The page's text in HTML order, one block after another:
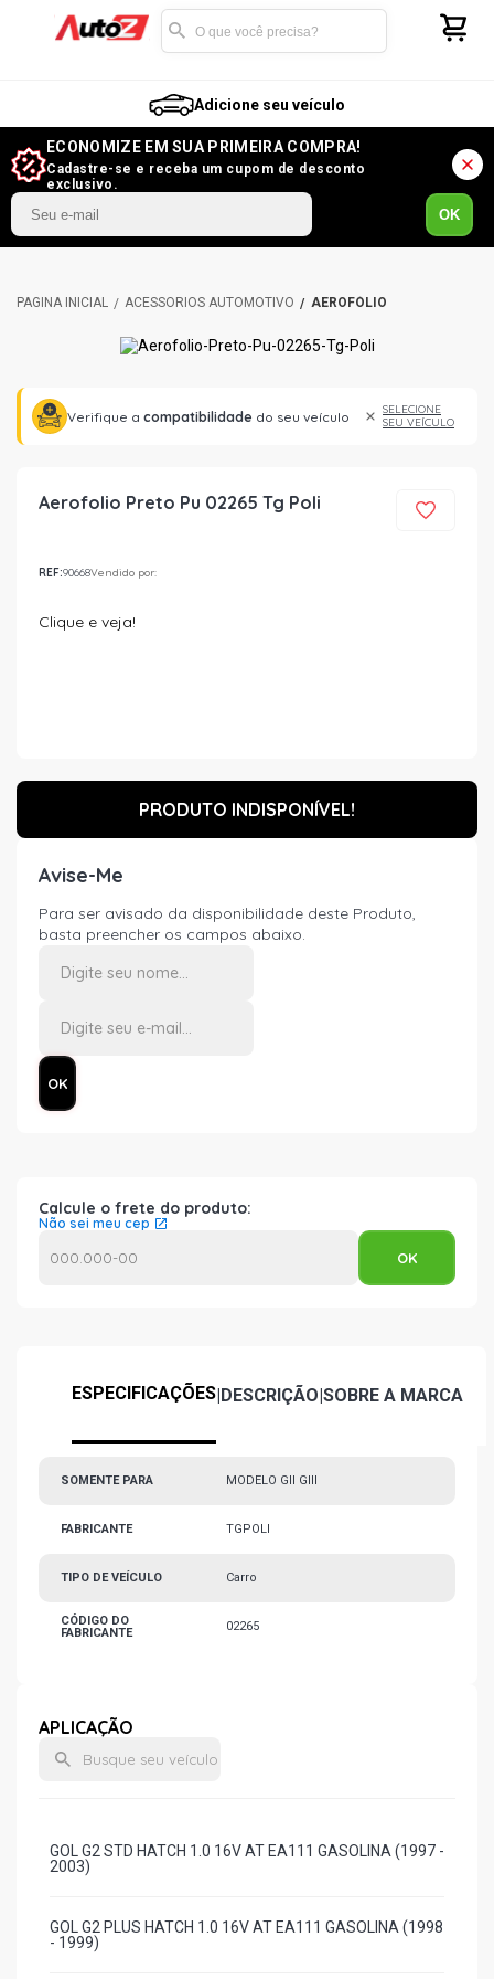
Adicione seu veículo
ECONOMIZE EM SUA PRIMEIRA COMPRA!
Cadastre-se e receba um cupom de desconto
exclusivo.
OK
ACESSÓRIOS AUTOMOTIVO AEROFÓLIO
Verifique a compatibilidade do seu veículo
SELECIONE
SEU VEÍCULO
Aerofolio Preto Pu 02265 Tg Poli
REF:90668Vendido por:
Clique e veja!
PRODUTO INDISPONÍVEL!
Avise-Me
Para ser avisado da disponibilidade deste Produto,
basta preencher os campos abaixo.
Calcule o frete do produto:
Não sei meu cep
ESPECIFICAÇÕES|DESCRIÇÃO|SOBRE A MARCA
SOMENTE PARA MODELO GII GIII
FABRICANTE TGPOLI
TIPO DE VEÍCULO Carro
CÓDIGO DO
FABRICANTE
02265
APLICAÇÃO
GOL G2 STD HATCH 1.0 16V AT EA111 GASOLINA (1997 -
2003)
GOL G2 PLUS HATCH 1.0 16V AT EA111 GASOLINA (1998
- 1999)